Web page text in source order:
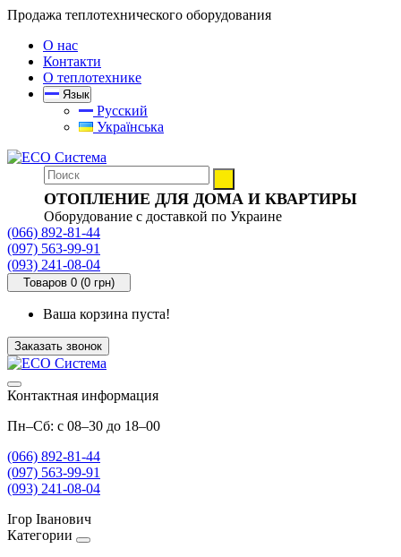
Продажа теплотехнического оборудования
О нас
Контакти
О теплотехнике
Язык
Русский
Українська
ОТОПЛЕНИЕ ДЛЯ ДОМА И КВАРТИРЫ
Оборудование с доставкой по Украине
(066) 892-81-44
(097) 563-99-91
(093) 241-08-04
Товаров 0 (0 грн)
Ваша корзина пуста!
Заказать звонок
Контактная информация
Пн–Сб: с 08–30 до 18–00
(066) 892-81-44
(097) 563-99-91
(093) 241-08-04
Ігор Іванович
Категории